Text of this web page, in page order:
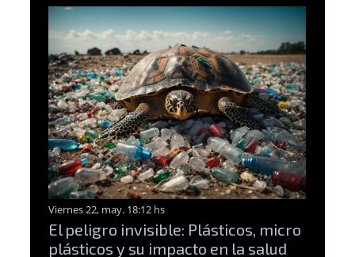
Viernes 22, may. 18:12 hs
El peligro invisible: Plásticos, micro
plásticos y su impacto en la salud